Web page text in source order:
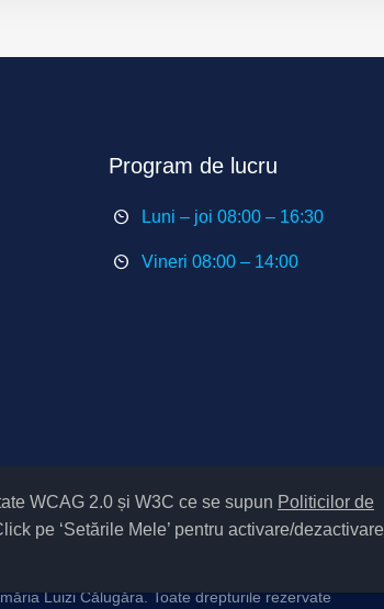
WCAG 2.0 și W3C ce se supun Politicilor de
pe ‘Setările Mele’ pentru activare/dezactivare
Program de lucru
Luni – joi 08:00 – 16:30
Vineri 08:00 – 14:00
Cookies și Accesibilitate
Luizi Călugăra. Toate drepturile rezervate